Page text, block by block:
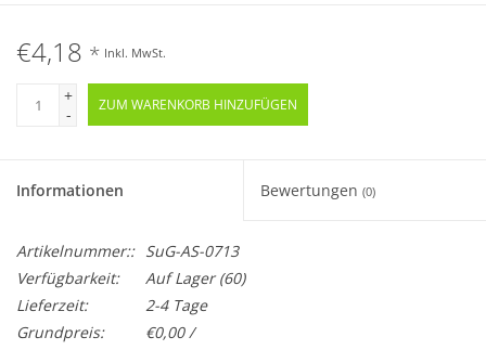
€4,18 * Inkl. MwSt.
+
-
ZUM WARENKORB HINZUFÜGEN
Informationen Bewertungen (0)
Artikelnummer:: SuG-AS-0713
Verfügbarkeit:
Auf Lager(60)
Lieferzeit:
2-4 Tage
Grundpreis:
€0,00 /